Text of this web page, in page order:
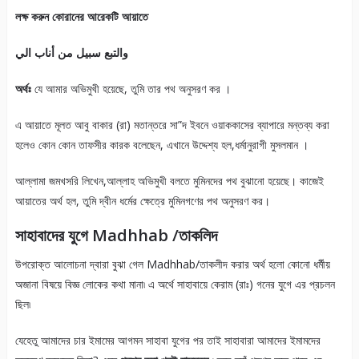
লক্ষ করুন কোরানের আরেকটি আয়াতে
والتبع سبيل من أناب الي
অর্থঃ যে আমার অভিমুখী হয়েছে, তুমি তার পথ অনুসরণ কর ।
এ আয়াতে মূলত আবু বাকার (রা) মতান্তরে সা”দ ইবনে ওয়াককাসের ব্যাপারে মন্তব্য করা
হলেও কোন কোন তাফসীর কারক বলেছেন, এখানে উদ্দেশ্য হল,ধর্মানুরাগী মুসলমান ।
আল্লামা জমখসরি লিখেন,আল্লাহ অভিমুখী বলতে মুমিনদের পথ বুঝানো হয়েছে। কাজেই
আয়াতের অর্থ হল, তুমি দ্বীন ধর্মের ক্ষেত্রে মুমিনগণের পথ অনুসরণ কর।
সাহাবাদের যুগে Madhhab /তাকলিদ
উপরোক্ত আলোচনা দ্বারা বুঝা গেল Madhhab/তাকলীদ করার অর্থ হলো কোনো ধর্মীয়
অজানা বিষয়ে বিজ্ঞ লোকের কথা মানা৷ এ অর্থে সাহাবায়ে কেরাম (রাঃ) গনের যুগে এর প্রচলন
ছিল৷
যেহেতু আমাদের চার ইমামের আগমন সাহাবা যুগের পর তাই সাহাবারা আমাদের ইমামদের